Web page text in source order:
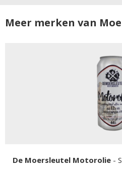
Meer merken van
De Moersleutel Motorolie -